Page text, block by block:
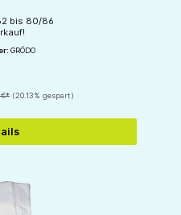
bis 80/86
GRÖDO
€* (20.13% gespart)